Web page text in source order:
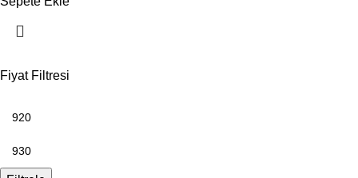
Fiyat Filtresi